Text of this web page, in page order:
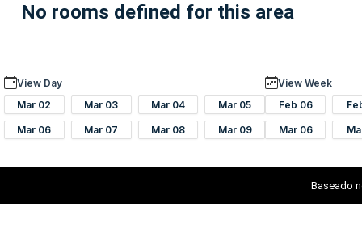
No rooms defined for this area
View Day
Mar 02
Mar 03 Mar 04 Mar 05
Mar 06 Mar 07 Mar 08 Mar 09
View Week
Feb 06
Mar 06
Baseado